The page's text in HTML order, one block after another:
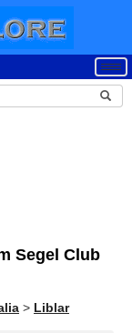
Segel Club
> Liblar